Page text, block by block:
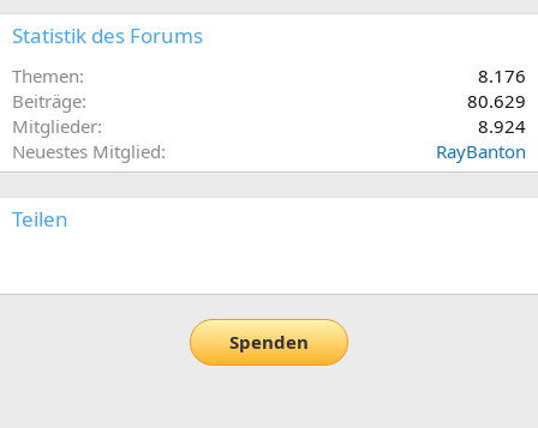
Statistik des Forums
Themen
8.176
Beiträge
80.629
Mitglieder
8.924
Neuestes Mitglied
RayBanton
Teilen
Spenden